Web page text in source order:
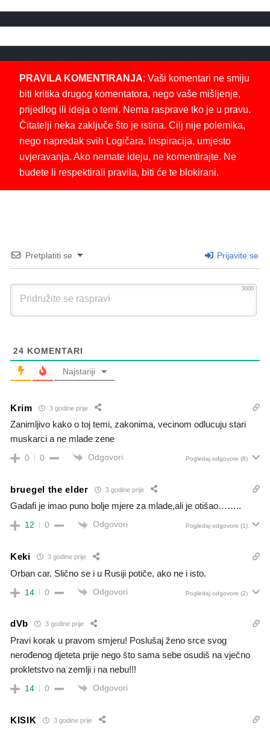
PRAVILA KOMENTIRANJA: Vaši komentari ne smiju
biti kritika drugog komentatora, nego vaše mišljenje,
prijedlog ili ideja o temi. Nema rasprave tko je u pravu.
Čitatelji neka zaključe što je istina. Cilj nije polemika,
nego napredak svih Logičara. Inspiracija, umjesto
uvjeravanja. Ako nemate ideju, ne komentirajte. Ne
budete li respektirali pravila, biti će te blokirani.
Pretplatiti se Prijavite se
3000
24 KOMENTARI
Najstariji
Krim 3 godine prije
Zanimljivo kako o toj temi, zakonima, vecinom odlucuju stari
muskarci a ne mlade zene
0 0 Odgovori Pogledaj odgovore (8)
bruegel the elder 3 godine prije
Gadafi je imao puno bolje mjere za mlade,ali je otišao……..
12 0 Odgovori Pogledaj odgovore (1)
Keki 3 godine prije
Orban car. Slično se i u Rusiji potiče, ako ne i isto.
14 0 Odgovori Pogledaj odgovore (2)
dVb 3 godine prije
Pravi korak u pravom smjeru! Poslušaj ženo srce svog
nerođenog djeteta prije nego što sama sebe osudiš na vječno
prokletstvo na zemlji i na nebu!!!
14 0 Odgovori
KISIK 3 godine prije